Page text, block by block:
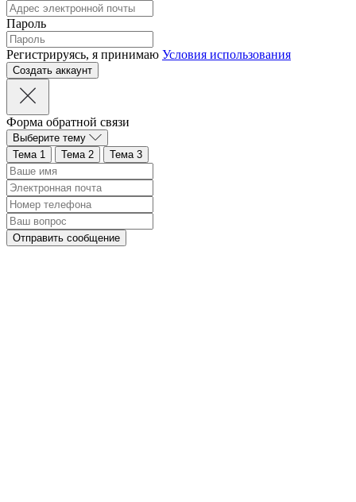
Пароль
Регистрируясь, я принимаю Условия использования
Форма обратной связи
Выберите тему
Тема 1
Тема 2 Тема 3
Отправить сообщение